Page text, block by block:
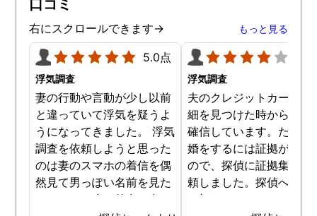
口コミ
右にスクロールできます→ もっと見る
5.0点
浮気調査
妻の行動や言動が少し以前
と違っていて浮気を疑うよ
うになってきました。 浮気
調査を依頼しようと思った
のは妻のスマホの着信を偶
然見て男っぽい名前を見た
からです。少し外出が多く
浮気調査
夫のクレジットカードの
細を見つけた時から不倫
確信しています。ただ、
婚をするには証拠が乏し
ので、探偵に証拠集めを
頼しました。探偵への依
は初めてではないので無